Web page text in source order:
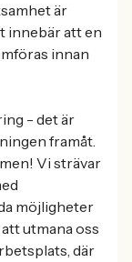
är
innebär att en
innan
- det är
framåt.
Vi strävar
möjligheter
utmana oss
där